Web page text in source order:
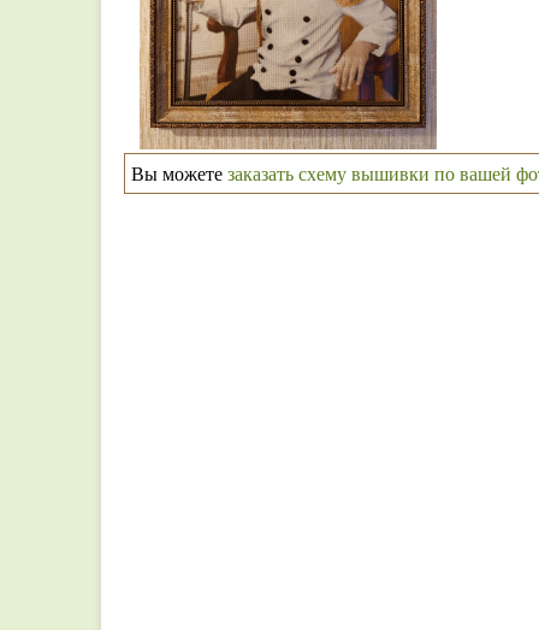
Вы можетезаказать схему вышивки по вашей